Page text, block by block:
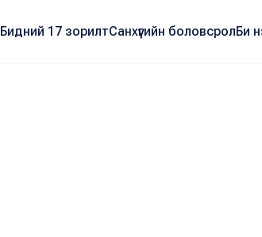
Бидний 17 зорилтСанхүүгийн боловсролБи